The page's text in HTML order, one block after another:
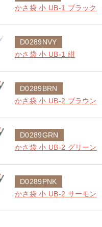
かさ袋 小 UB-1 ブラック
D0289NVY
かさ袋 小 UB-1 紺
D0289BRN
かさ袋 小 UB-2 ブラウン
D0289GRN
かさ袋 小 UB-2 グリーン
D0289PNK
かさ袋 小 UB-2 サーモン